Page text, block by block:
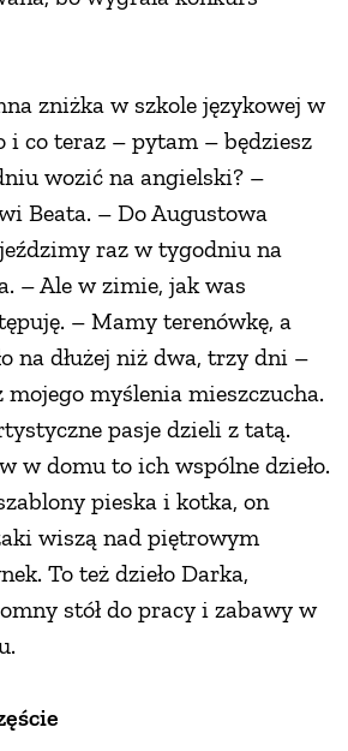
zniżka w szkole językowej w
i co teraz – pytam – będziesz
wozić na angielski? –
Beata. – Do Augustowa
raz w tygodniu na
– Ale w zimie, jak was
– Mamy terenówkę, a
na dłużej niż dwa, trzy dni –
mojego myślenia mieszczucha.
pasje dzieli z tatą.
w domu to ich wspólne dzieło.
pieska i kotka, on
wiszą nad piętrowym
To też dzieło Darka,
stół do pracy i zabawy w